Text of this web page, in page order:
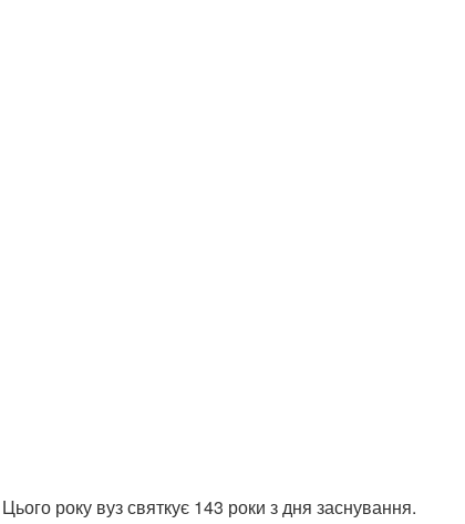
року вуз святкує 143 роки з дня заснування.